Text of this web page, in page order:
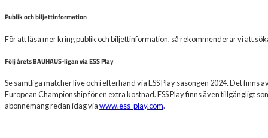
Publik och biljettinformation
För att läsa mer kring publik och biljettinformation, så rekommenderar vi att
Följ årets BAUHAUS-ligan via ESS Play
Se samtliga matcher live och i efterhand via ESS Play säsongen 2024. Det
European Championship för en extra kostnad. ESS Play finns även tillgängligt
abonnemang redan idag viawww.ess-play.com.